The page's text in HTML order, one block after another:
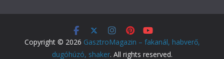
Copyright © 2026 GasztroMagazin – fakanál, habverő,
dugóhúzó, shaker. All rights reserved.